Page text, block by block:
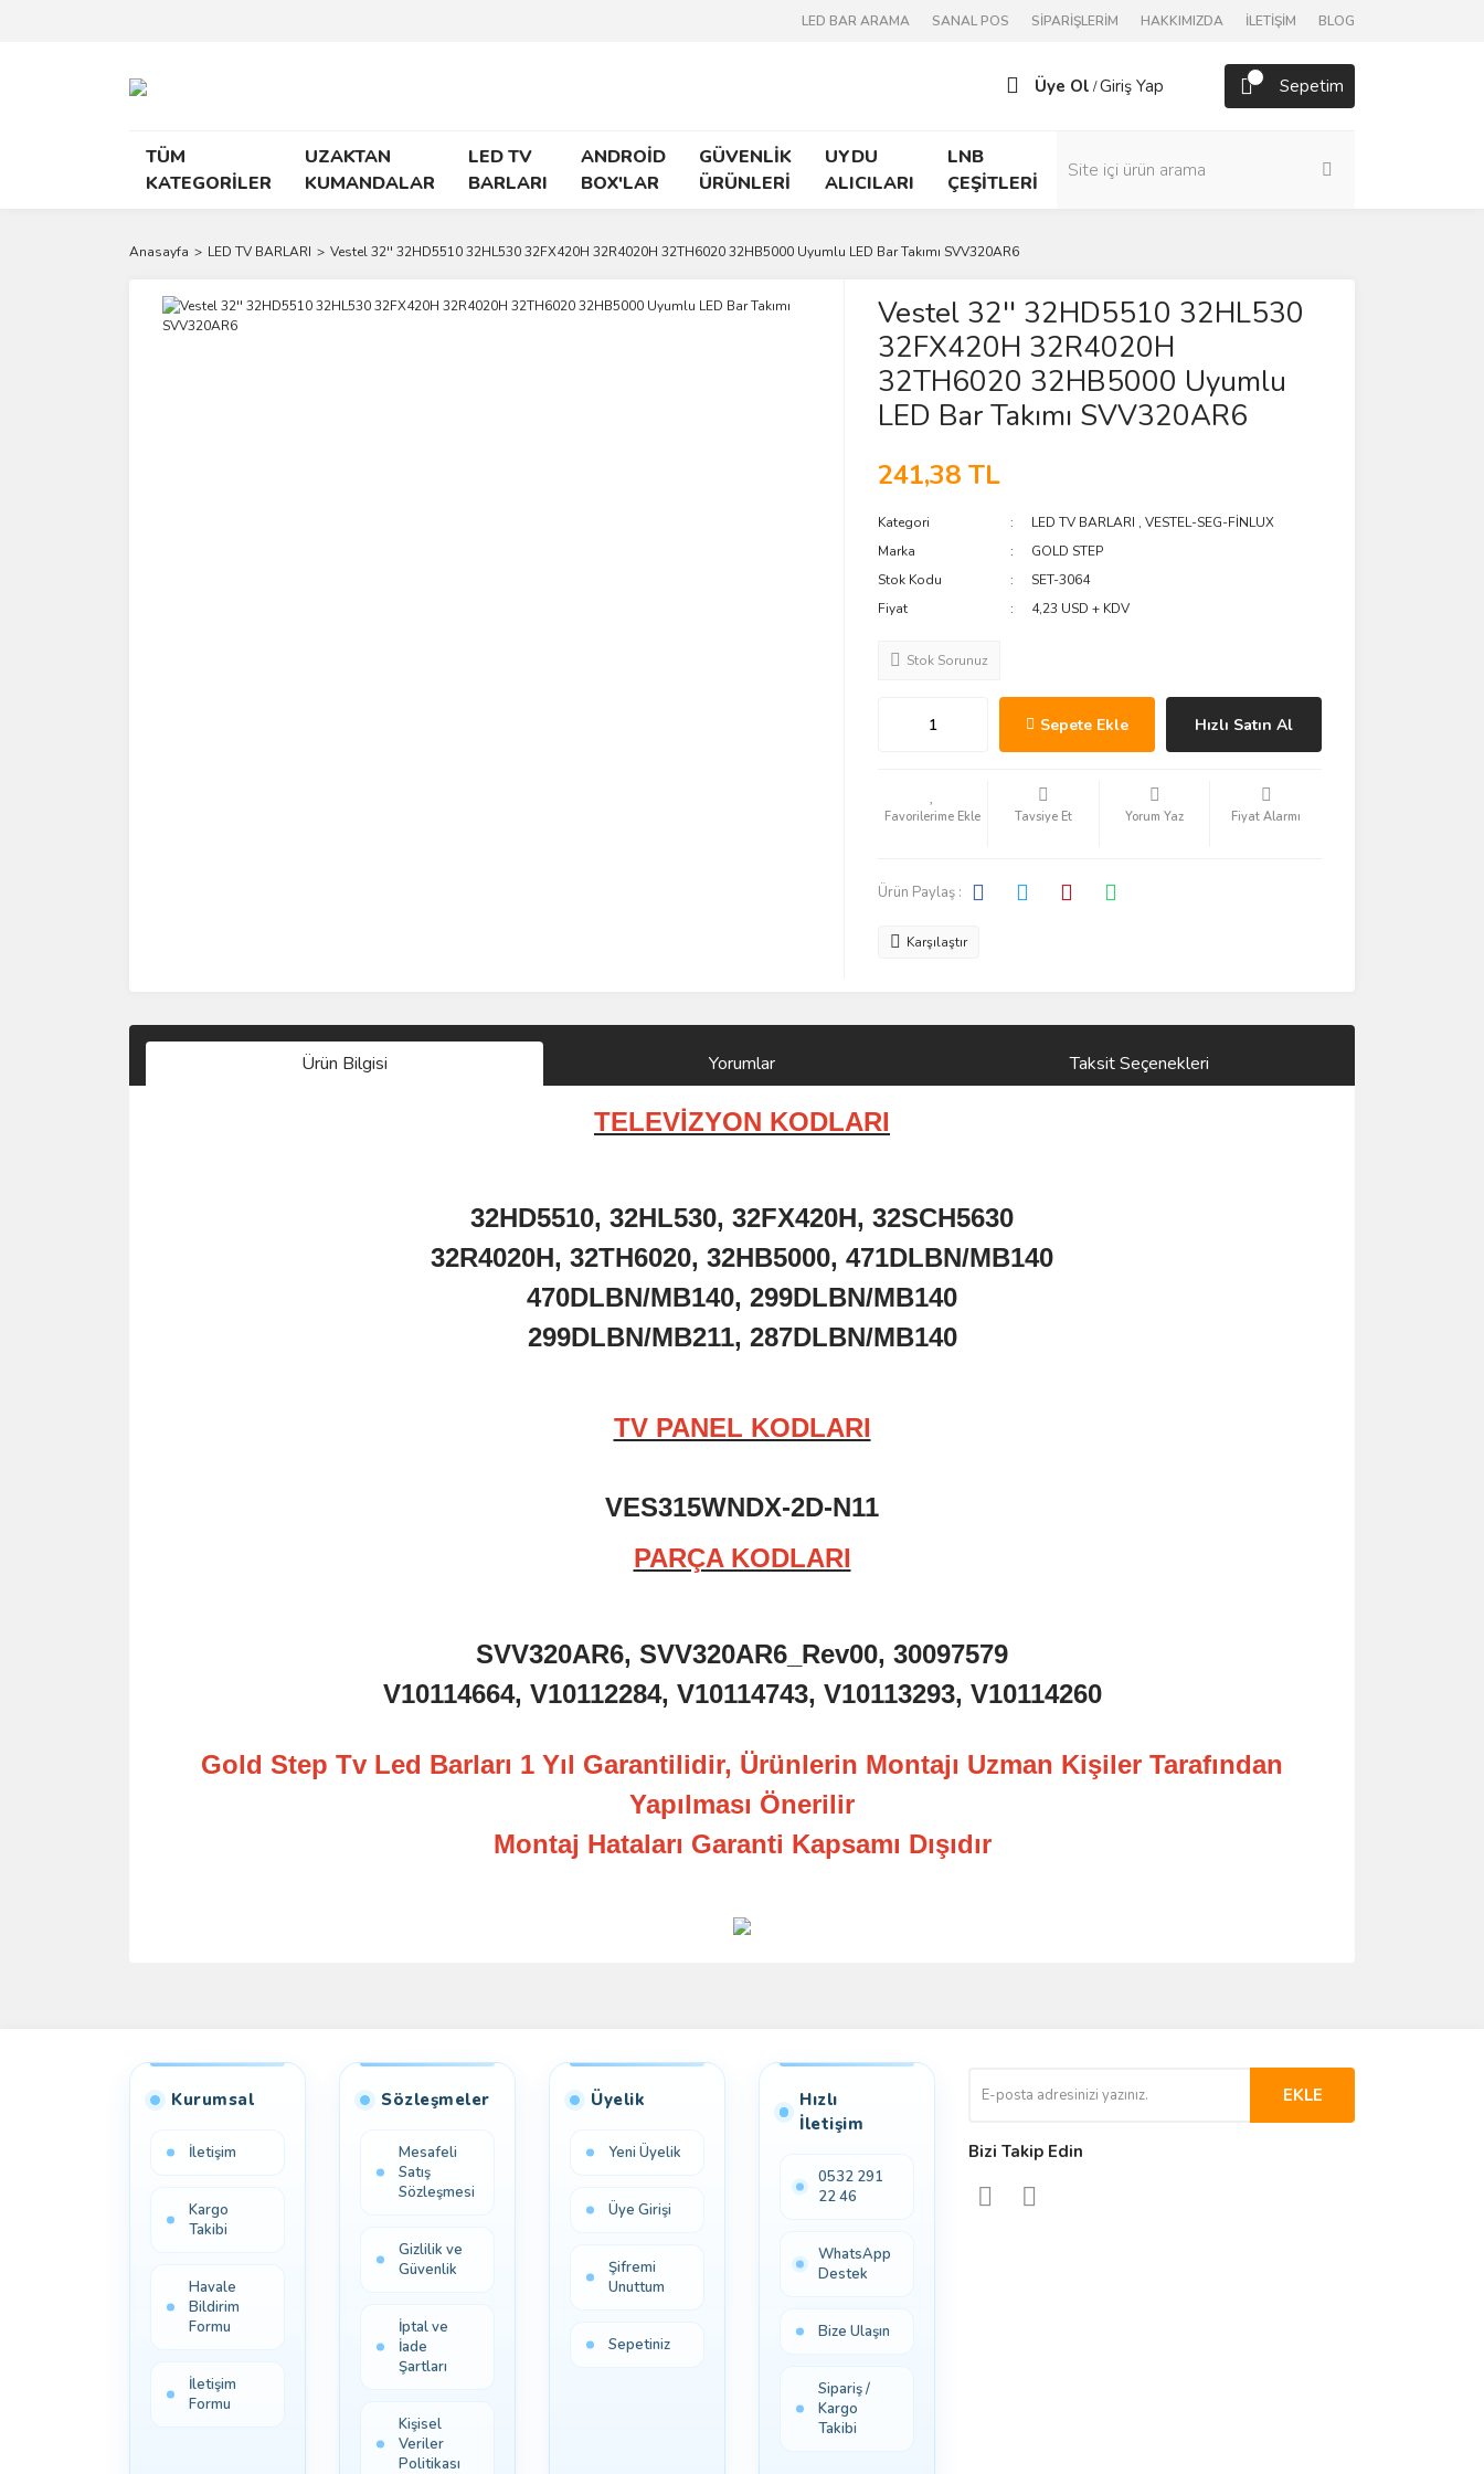
LED BAR ARAMA SANAL POS SİPARİŞLERİM HAKKIMIZDA İLETİŞİM BLOG
Üye Ol /Giriş Yap Sepetim
TÜM
KATEGORİLER
UZAKTAN
KUMANDALAR
LED TV
BARLARI
ANDROİD
BOX'LAR
GÜVENLİK
ÜRÜNLERİ
UYDU
ALICILARI
LNB
ÇEŞİTLERİ
Anasayfa LED TV BARLARI Vestel 32'' 32HD5510 32HL530 32FX420H 32R4020H 32TH6020 32HB5000 Uyumlu LED Bar Takımı SVV320AR6
Vestel 32'' 32HD5510 32HL530
32FX420H 32R4020H
32TH6020 32HB5000 Uyumlu
LED Bar Takımı SVV320AR6
241,38 TL
Kategori LED TV BARLARI ,VESTEL-SEG-FİNLUX
Marka
GOLD STEP
Stok Kodu
SET-3064
Fiyat
4,23 USD + KDV
Stok Sorunuz
Sepete Ekle Hızlı Satın Al
Tavsiye Et Yorum Yaz Fiyat Alarmı
Ürün Paylaş :
Karşılaştır
Ürün Bilgisi Yorumlar Taksit Seçenekleri
TELEVİZYON KODLARI
32HD5510, 32HL530, 32FX420H, 32SCH5630
32R4020H, 32TH6020, 32HB5000, 471DLBN/MB140
470DLBN/MB140, 299DLBN/MB140
299DLBN/MB211, 287DLBN/MB140
TV PANEL KODLARI
VES315WNDX-2D-N11
PARÇA KODLARI
SVV320AR6, SVV320AR6_Rev00, 30097579
V10114664, V10112284, V10114743, V10113293, V10114260
Gold Step Tv Led Barları 1 Yıl Garantilidir, Ürünlerin Montajı Uzman Kişiler Tarafından
Yapılması Önerilir
Montaj Hataları Garanti Kapsamı Dışıdır
Kurumsal
İletişim
Kargo
Takibi
Havale
Bildirim
Formu
İletişim
Formu
Sözleşmeler
Mesafeli
Satış
Sözleşmesi
Gizlilik ve
Güvenlik
İptal ve
İade
Şartları
Kişisel
Veriler
Politikası
Üyelik
Yeni Üyelik
Üye Girişi
Şifremi
Unuttum
Sepetiniz
Hızlı
İletişim
0532 291
22 46
WhatsApp
Destek
Bize Ulaşın
Sipariş /
Kargo
Takibi
EKLE
Bizi Takip Edin